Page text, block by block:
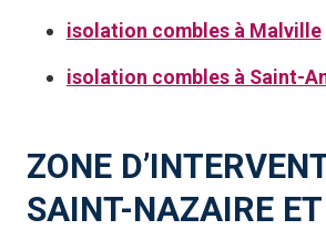
isolation combles à Malville
isolation combles à Saint-
ZONE
SAINT-NAZAIRE ET